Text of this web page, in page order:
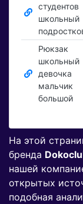
студентов
школьный
Рюкзак
школьный
девочка
мальчик
большой
На этой
бренда
нашей
открытых
подобная